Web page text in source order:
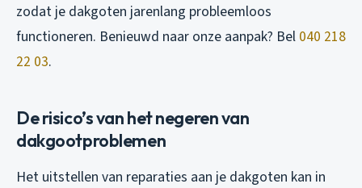
zodat je dakgoten jarenlang probleemloos
functioneren. Benieuwd naar onze aanpak? Bel 040 218
22 03.
De risico’s van het negeren van
dakgootproblemen
Het uitstellen van reparaties aan je dakgoten kan in